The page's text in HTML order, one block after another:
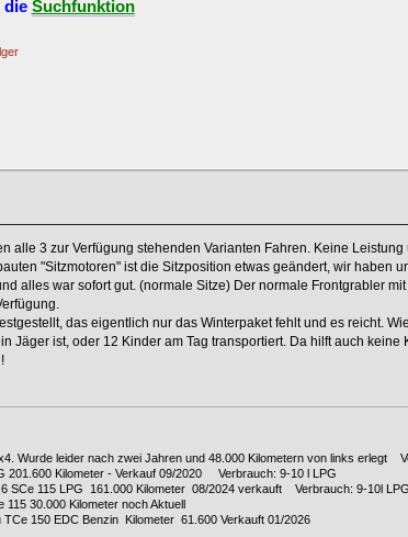
die Suchfunktion
alle 3 zur Verfügung stehenden Varianten Fahren. Keine
"Sitzmotoren" ist die Sitzposition etwas geändert, wir haben
alles war sofort gut. (normale Sitze) Der normale Frontgrabler
das eigentlich nur das Winterpaket fehlt und es reicht.
Jäger ist, oder 12 Kinder am Tag transportiert. Da hilft auch keine
Wurde leider nach zwei Jahren und 48.000 Kilometern von links erlegt
201.600 Kilometer - Verkauf 09/2020 Verbrauch: 9-10 l LPG
SCe 115 LPG 161.000 Kilometer 08/2024 verkauft Verbrauch: 9-10l LPG
30.000 Kilometer noch Aktuell
150 EDC Benzin Kilometer 61.600 Verkauft 01/2026